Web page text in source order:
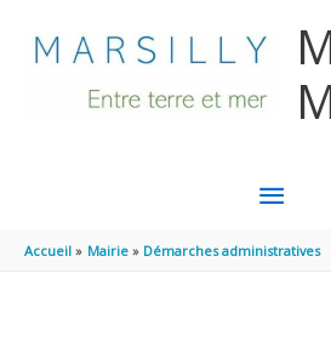
MENU
Accueil Mairie Démarches administratives